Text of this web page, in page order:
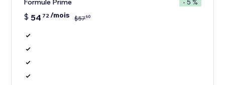
Formule Prime - 5 %
$ 54 72/mois $5760